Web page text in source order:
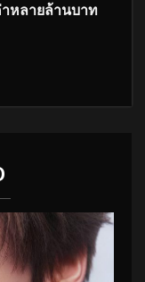
าหลายล้านบาท